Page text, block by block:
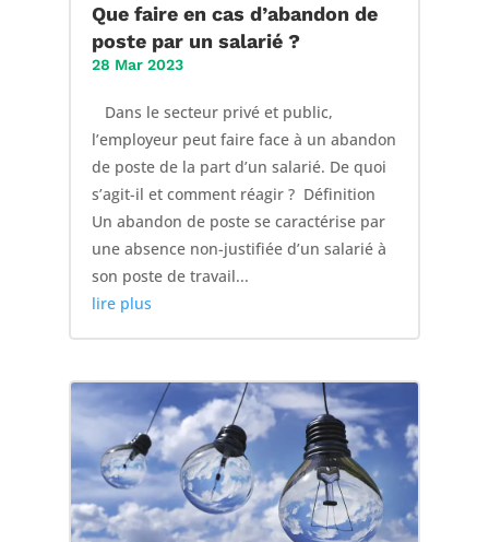
Que faire en cas d’abandon de
poste par un salarié ?
28 Mar 2023
Dans le secteur privé et public,
l’employeur peut faire face à un abandon
de poste de la part d’un salarié. De quoi
s’agit-il et comment réagir ? Définition
Un abandon de poste se caractérise par
une absence non-justifiée d’un salarié à
son poste de travail...
lire plus